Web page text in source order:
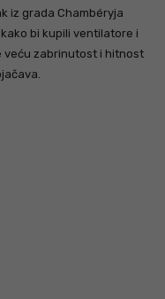
iz grada Chambéryja
bi kupili ventilatore i
veću zabrinutost i hitnost